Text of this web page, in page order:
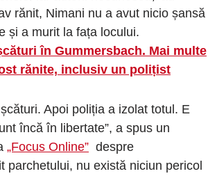
rănit, Nimani nu a avut nicio șansă
și a murit la fața locului.
în Gummersbach. Mai multe
rănite, inclusiv un polițist
Apoi poliția a izolat totul. E
încă în libertate”, a spus un
„Focus Online” despre
parchetului, nu există niciun pericol